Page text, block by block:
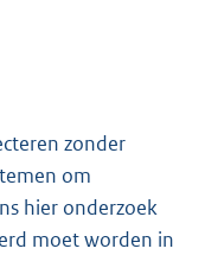
zonder
om
hier onderzoek
moet worden in